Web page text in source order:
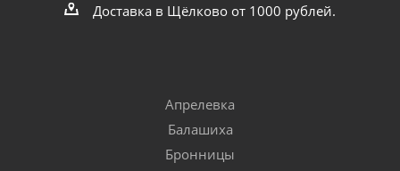
Доставка в Щёлково от 1000 рублей.
Апрелевка
Балашиха
Бронницы